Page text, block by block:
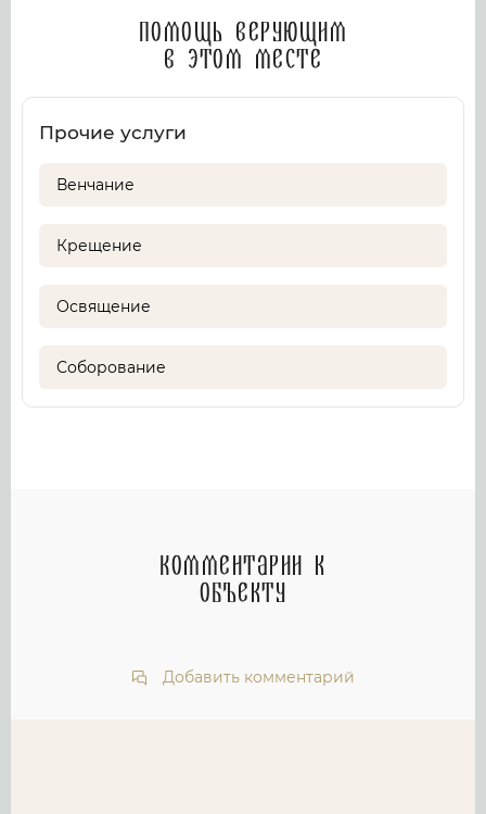
Помощь верующим
в этом месте
Прочие услуги
Венчание
Крещение
Освящение
Соборование
Комментарии к
объекту
Добавить комментарий